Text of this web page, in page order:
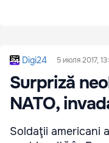
Digi24 5 июля 2017,
Surpriză
NATO,
Soldaţii americani